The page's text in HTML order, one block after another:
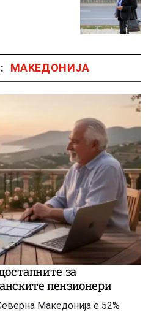
МАКЕДОНИЈА
за
пензионери
Македонија е 52%